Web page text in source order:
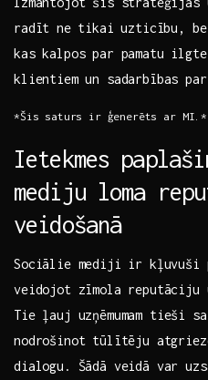
radīt ne⁣ tikai uzticību,
kas kalpos par pamatu
klientiem​ un sadarbības⁢
*Šis saturs ir ģenerēts ar MI.*
Ietekmes
mediju loma
veidošanā
Sociālie mediji ir ‍kļuvuši
veidojot zīmola
‌Tie ļauj uzņēmumam tieši⁤
nodrošinot tūlītēju
dialogu. Šādā veidā var